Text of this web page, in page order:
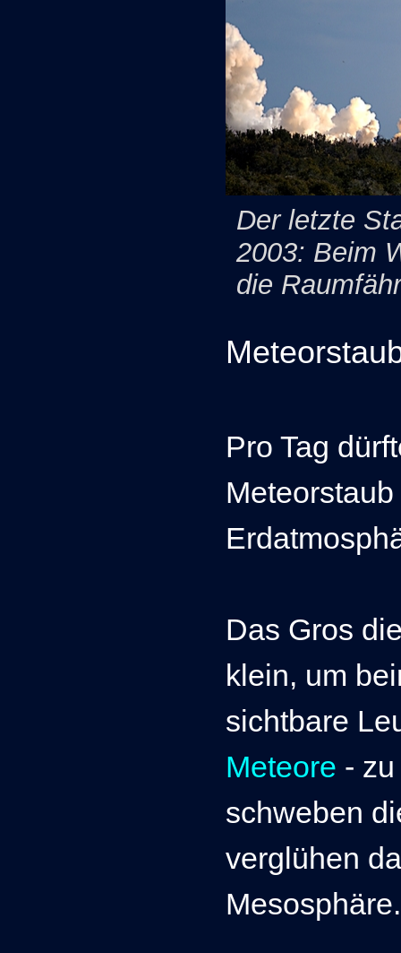
Der letzte
2003: Beim
die
Pro Tag
Das Gros
klein, um
sichtbare
Meteore -
schweben
verglühen
Mesosphäre.